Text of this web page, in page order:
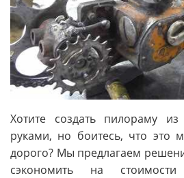
Хотите создать пилораму
руками, но боитесь, что это
дорого? Мы предлагаем
сэкономить на